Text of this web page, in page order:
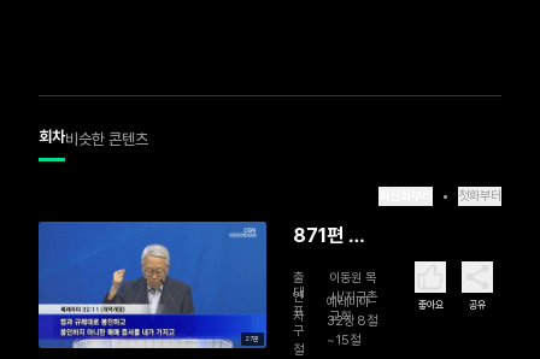
회차비슷한 콘텐츠
첫화부터
27분
871편 미
하라
출
연
자
이동원 목
사/지구촌
교회
대
표
구
절
예레미야
32장 8절
~15절
좋아요 공유